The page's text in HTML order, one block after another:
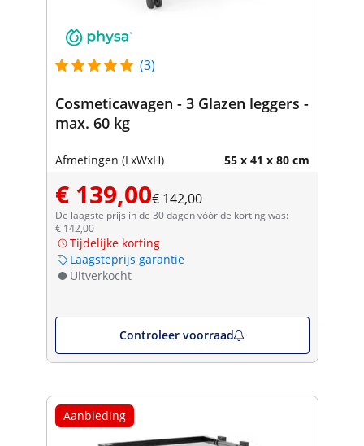
(3)
Cosmeticawagen - 3 Glazen leggers -
max. 60 kg
Afmetingen (LxWxH) 55 x 41 x 80 cm
€ 139,00€ 142,00
De laagste prijs in de 30 dagen vóór de korting was:
€ 142,00
Tijdelijke korting
Laagsteprijs garantie
Uitverkocht
Controleer voorraad
Aanbieding